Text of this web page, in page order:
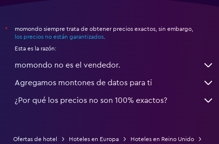
*
momondo siempre trata de obtener precios exactos, sin embargo,
los precios no están garantizados
Esta es la razón:
momondo no es el vendedor.
Agregamos montones de datos para ti
¿Por qué los precios no son 100% exactos?
Ofertas de hotel Hoteles en Europa
Hoteles en Reino Unido